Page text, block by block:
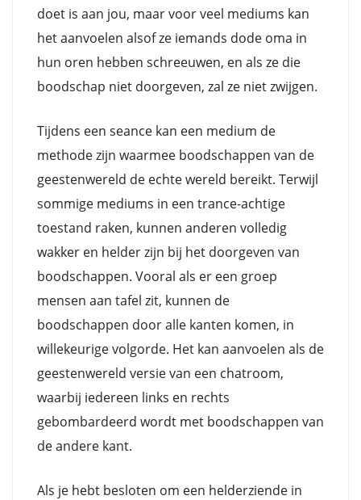
doet is aan jou, maar voor veel mediums kan
het aanvoelen alsof ze iemands dode oma in
hun oren hebben schreeuwen, en als ze die
boodschap niet doorgeven, zal ze niet zwijgen.
Tijdens een seance kan een medium de
methode zijn waarmee boodschappen van de
geestenwereld de echte wereld bereikt. Terwijl
sommige mediums in een trance-achtige
toestand raken, kunnen anderen volledig
wakker en helder zijn bij het doorgeven van
boodschappen. Vooral als er een groep
mensen aan tafel zit, kunnen de
boodschappen door alle kanten komen, in
willekeurige volgorde. Het kan aanvoelen als de
geestenwereld versie van een chatroom,
waarbij iedereen links en rechts
gebombardeerd wordt met boodschappen van
de andere kant.
Als je hebt besloten om een helderziende in